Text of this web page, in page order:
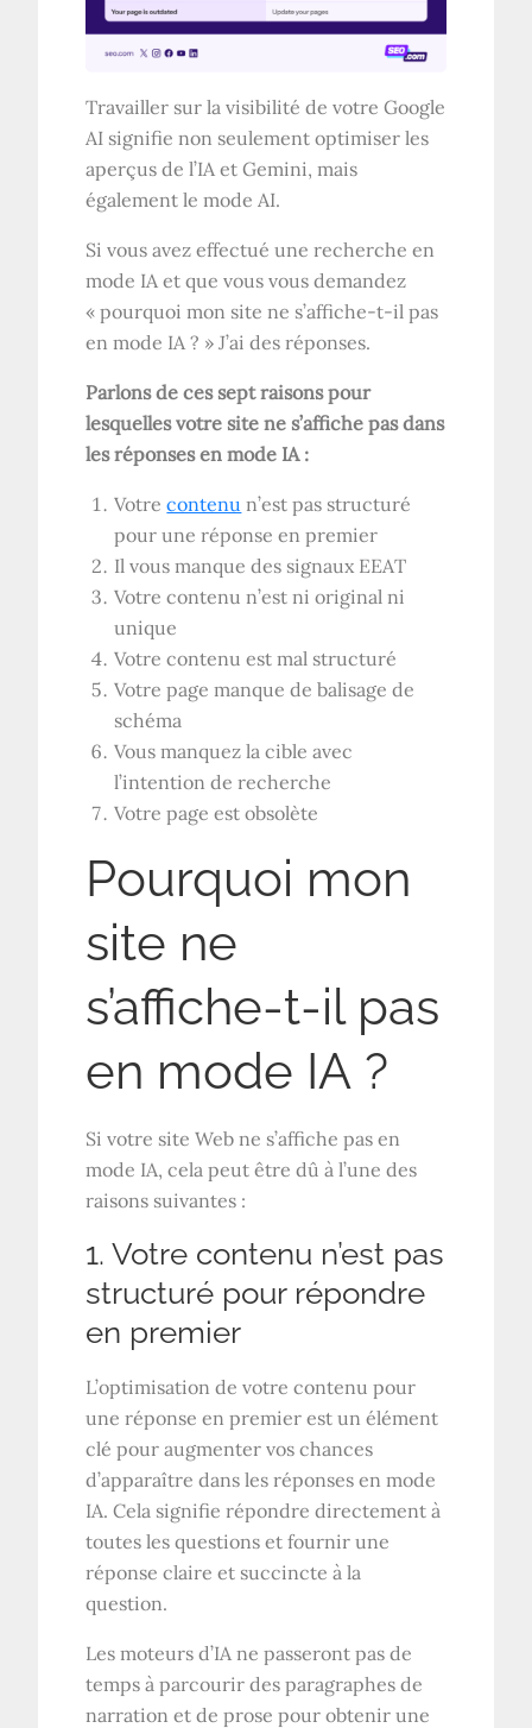
Travailler sur la visibilité de votre Google
AI signifie non seulement optimiser les
aperçus de l’IA et Gemini, mais
également le mode AI.
Si vous avez effectué une recherche en
mode IA et que vous vous demandez
« pourquoi mon site ne s’affiche-t-il pas
en mode IA ? » J’ai des réponses.
Parlons de ces sept raisons pour
lesquelles votre site ne s’affiche pas dans
les réponses en mode IA :
Votrecontenu n’est pas structuré
pour une réponse en premier
Il vous manque des signaux EEAT
Votre contenu n’est ni original ni
unique
Votre contenu est mal structuré
Votre page manque de balisage de
schéma
Vous manquez la cible avec
l’intention de recherche
Votre page est obsolète
Pourquoi mon
site ne
s’affiche-t-il pas
en mode IA ?
Si votre site Web ne s’affiche pas en
mode IA, cela peut être dû à l’une des
raisons suivantes :
1. Votre contenu n’est pas
structuré pour répondre
en premier
L’optimisation de votre contenu pour
une réponse en premier est un élément
clé pour augmenter vos chances
d’apparaître dans les réponses en mode
IA. Cela signifie répondre directement à
toutes les questions et fournir une
réponse claire et succincte à la
question.
Les moteurs d’IA ne passeront pas de
temps à parcourir des paragraphes de
narration et de prose pour obtenir une